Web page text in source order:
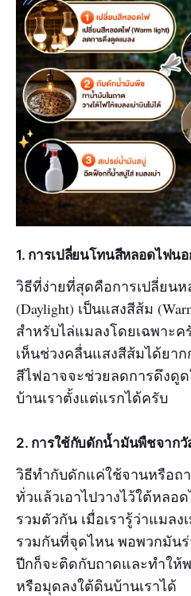
1. การเปลี่ยนโทนสีหลอดไฟน
วิธีที่ง่ายที่สุดคือการเปลี่ยน
(Daylight) เป็นแสงสีส้ม
สำหรับไล่แมลงโดยเฉพาะค
เห็นช่วงคลื่นแสงสีส้มได้ยา
สีไฟอาจจะช่วยลดการดึงดู
บ้านเราตั้งแต่แรกได้ครับ
2. การใช้กับดักน้ำมันพืชจากวั
วิธีทำกับดักแค่ใช้จานหรือถ
ทั่วแล้วเอาไปวางไว้ใต้หลอ
รวมตัวกัน เมื่อเรารู้ว่าแมล
รวมกันที่จุดไหน พอพวกมัน
ปีกก็จะติดกับถาดและทำให้
หรือมุดลงใต้ดินบ้านเราได้